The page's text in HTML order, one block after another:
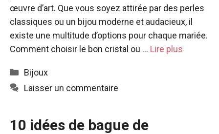
œuvre d’art. Que vous soyez attirée par des perles
classiques ou un bijou moderne et audacieux, il
existe une multitude d’options pour chaque mariée.
Comment choisir le bon cristal ou … Lire plus
Catégories
Bijoux
Laisser un commentaire
10 idées de bague de